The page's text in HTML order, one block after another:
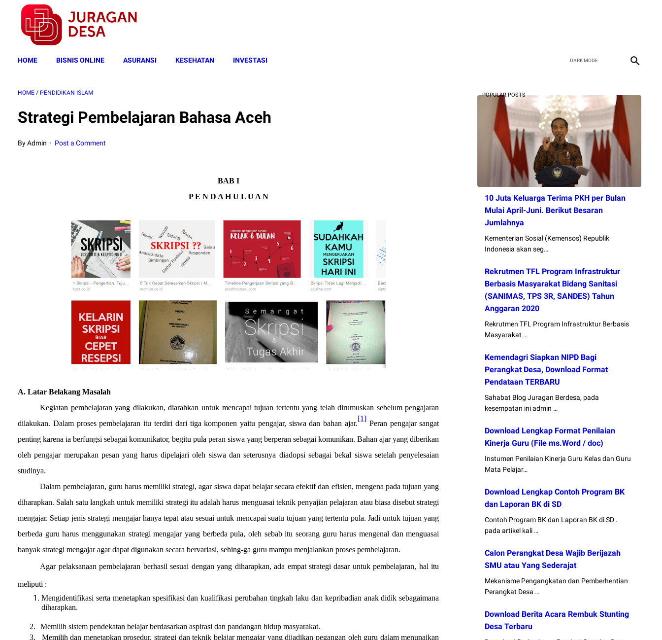
HOME BISNIS ONLINE ASURANSI KESEHATAN INVESTASI
HOME / PENDIDIKAN ISLAM
Strategi Pembelajaran Bahasa Aceh
By Admin Post a Comment
BAB I
P E N D A H U L U A N
A. Latar Belakang Masalah
Kegiatan pembelajaran yang dilakukan, diarahkan untuk mencapai tujuan tertentu yang telah dirumuskan sebelum pengajaran
dilakukan. Dalam proses pembelajaran itu terdiri dari tiga komponen yaitu pengajar, siswa dan bahan ajar.
[1]
Peran pengajar sangat
penting karena ia berfungsi sebagai komunikator, begitu pula peran siswa yang berperan sebagai komunikan. Bahan ajar yang diberikan
oleh pengajar merupakan pesan yang harus dipelajari oleh siswa dan seterusnya diadopsi sebagai bekal siswa setelah penyelesaian
studinya.
Dalam pembelajaran, guru harus memiliki strategi, agar siswa dapat belajar secara efektif dan efisien, mengena pada tujuan yang
diharapkan. Salah satu langkah untuk memiliki strategi itu adalah harus menguasai teknik penyajian pelajaran atau biasa disebut strategi
mengajar. Setiap jenis strategi mengajar hanya tepat atau sesuai untuk mencapai suatu tujuan yang tertentu pula. Jadi untuk tujuan yang
berbeda guru harus menggunakan strategi mengajar yang berbeda pula, oleh sebab itu seorang guru harus mengenal dan menguasai
banyak strategi mengajar agar dapat digunakan secara bervariasi, sehing-ga guru mampu menjalankan proses pembelajaran.
Agar pelaksanaan pembelajaran berhasil sesuai dengan yang diharapkan, ada empat strategi dasar untuk pembelajaran, hal itu
meliputi :
Mengidentifikasi serta menetapkan spesifikasi dan kualifikasi perubahan tingkah laku dan kepribadian anak didik sebagaimana
diharapkan.
2.
Memilih sistem pendekatan belajar berdasarkan aspirasi dan pandangan hidup masyarakat.
3.
Memilih dan menetapkan prosedur, strategi dan teknik belajar mengajar yang dijadikan pegangan oleh guru dalam menunaikan
POPULAR POSTS
10 Juta Keluarga Terima PKH per Bulan
Mulai April-Juni. Berikut Besaran
Jumlahnya
Kementerian Sosial (Kemensos) Republik
Indonesia akan seg…
Rekrutmen TFL Program Infrastruktur
Berbasis Masyarakat Bidang Sanitasi
(SANIMAS, TPS 3R, SANDES) Tahun
Anggaran 2020
Rekrutmen TFL Program Infrastruktur Berbasis
Masyarakat …
Kemendagri Siapkan NIPD Bagi
Perangkat Desa, Download Format
Pendataan TERBARU
Sahabat Blog Juragan Berdesa, pada
kesempatan ini admin …
Download Lengkap Format Penilaian
Kinerja Guru (File ms.Word / doc)
Instumen Penilaian Kinerja Guru Kelas dan Guru
Mata Pelajar…
Download Lengkap Contoh Program BK
dan Laporan BK di SD
Contoh Program BK dan Laporan BK di SD .
pada artikel kali …
Calon Perangkat Desa Wajib Berijazah
SMU atau Yang Sederajat
Mekanisme Pengangkatan dan Pemberhentian
Perangkat Desa …
Download Berita Acara Rembuk Stunting
Desa Terbaru